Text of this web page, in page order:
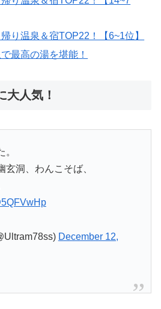
り温泉＆宿TOP22！【6~1位】
最高の湯を堪能！
大人気！
洞、わんこそば、
December 12,